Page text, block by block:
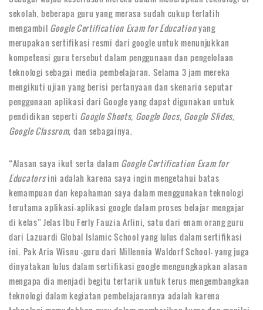
sekolah, beberapa guru yang merasa sudah cukup terlatih
mengambil Google Certification Exam for Educationyang
merupakan sertifikasi resmi dari google untuk menunjukkan
kompetensi guru tersebut dalam penggunaan dan pengelolaan
teknologi sebagai media pembelajaran. Selama 3 jam mereka
mengikuti ujian yang berisi pertanyaan dan skenario seputar
penggunaan aplikasi dari Google yang dapat digunakan untuk
pendidikan seperti Google Sheets, Google Docs, Google Slides,
Google Classrom, dan sebagainya.
“Alasan saya ikut serta dalam Google Certification Exam for
Educatorsini adalah karena saya ingin mengetahui batas
kemampuan dan kepahaman saya dalam menggunakan teknologi
terutama aplikasi-aplikasi google dalam proses belajar mengajar
di kelas” Jelas Ibu Ferly Fauzia Arlini, satu dari enam orang guru
dari Lazuardi Global Islamic School yang lulus dalam sertifikasi
ini. Pak Aria Wisnu -guru dari Millennia Waldorf School- yang juga
dinyatakan lulus dalam sertifikasi google mengungkapkan alasan
mengapa dia menjadi begitu tertarik untuk terus mengembangkan
teknologi dalam kegiatan pembelajarannya adalah karena